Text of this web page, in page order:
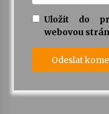
Uložit do
webovou